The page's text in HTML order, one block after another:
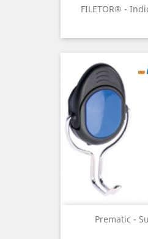
FILETOR® -
Prematic -